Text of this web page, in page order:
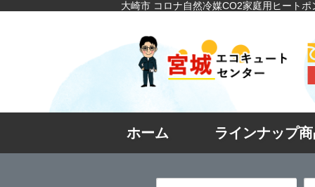
大崎市 コロナ自然冷媒CO2家庭用ヒート
ホーム ラインナップ